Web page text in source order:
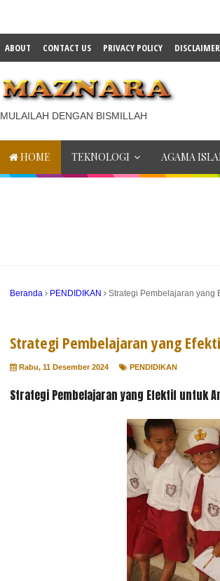
ABOUT CONTACT US PRIVACY POLICY DISCLAIMER
MULAILAH DENGAN BISMILLAH
HOME TEKNOLOGI AGAMA
Beranda PENDIDIKAN Strategi Pembelajaran yang
Strategi Pembelajaran yang
Rabu, 11 Desember 2024 PENDIDIKAN
Strategi Pembelajaran yang Efektif untuk